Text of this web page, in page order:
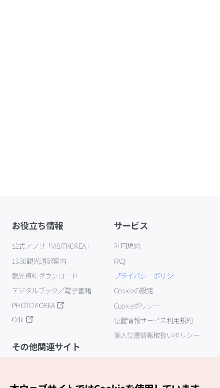
お役立ち情報
公式アプリ「VISITKOREA」
1330観光通訳案内
観光資料ダウンロード
デジタルブック／電子書籍
PHOTO KOREA
Odii
サービス
利用規約
FAQ
プライバシーポリシー
Cookieの設定
Cookieポリシー
位置情報サービス利用規約
個人位置情報取扱いポリシー
その他関連サイト